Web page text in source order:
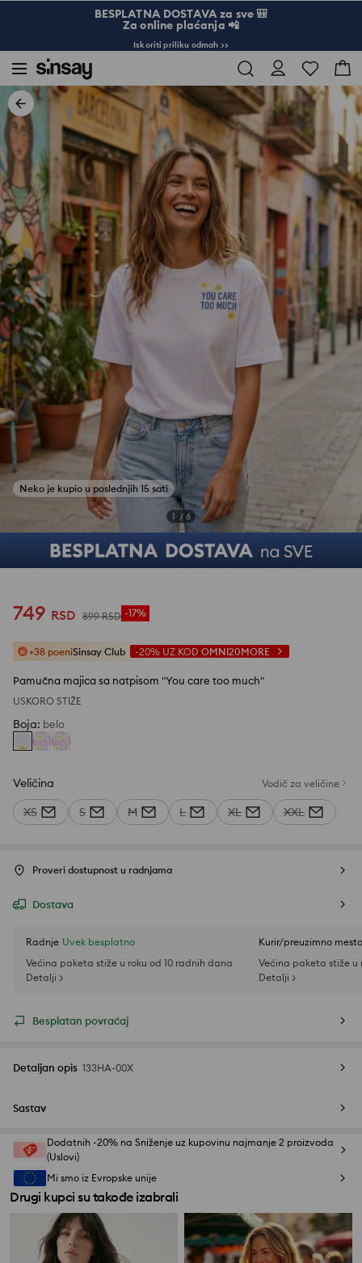
BESPLATNA DOSTAVA za sve 🎒
Za online plaćanja 📲
Iskoriti priliku odmah >>
1 / 6
749 RSD 899 RSD -17%
+38 poeniSinsay Club -20% UZ KOD OMNI20MORE
Pamučna majica sa natpisom "You care too much"
USKORO STIŽE
Boja: belo
Veličina Vodič za veličine
XS S M L XL XXL
Proveri dostupnost u radnjama
Dostava
Radnje Uvek besplatno
Većina paketa stiže u roku od 10 radnih dana
Detalji >
Kurir/preuzimno mesto
Većina paketa stiže u
Detalji >
Besplatan povraćaj
Detaljan opis 133HA-00X
Sastav
Dodatnih -20% na Sniženje uz kupovinu najmanje 2 proizvoda
(Uslovi)
Mi smo iz Evropske unije
Drugi kupci su takođe izabrali